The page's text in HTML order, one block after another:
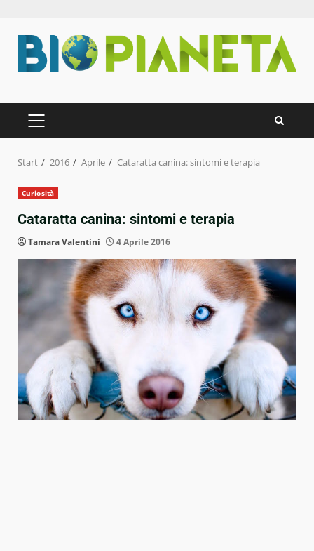
Inhalt
springen
PRIMÄRES
MENÜ
Start 2016 Aprile Cataratta canina: sintomi e terapia
Curiosità
Cataratta canina: sintomi e terapia
Tamara Valentini 4 Aprile 2016